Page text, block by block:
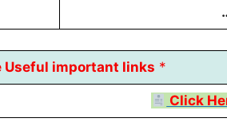
Useful important links *
Click